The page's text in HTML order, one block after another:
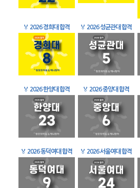
🏅 2026 경희대 합격 🏅 2026 성균관대 합격
🏅 2026 한양대 합격 🏅 2026 중앙대 합격
🏅 2026 동덕여대 합격 🏅 2026 서울여대 합격